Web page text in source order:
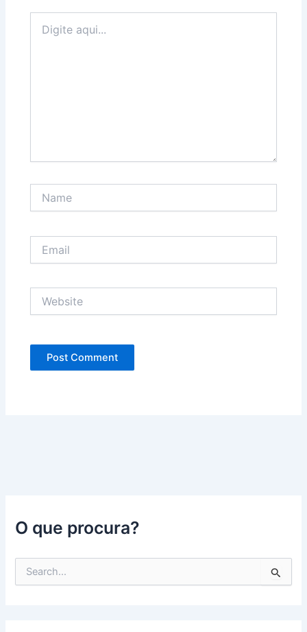
aqui...
O que procura?